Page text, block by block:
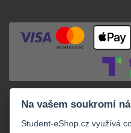
Na vašem soukromí
Student-eShop.cz využívá